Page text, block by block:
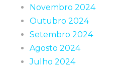
Novembro 2024
Outubro 2024
Setembro 2024
Agosto 2024
Julho 2024